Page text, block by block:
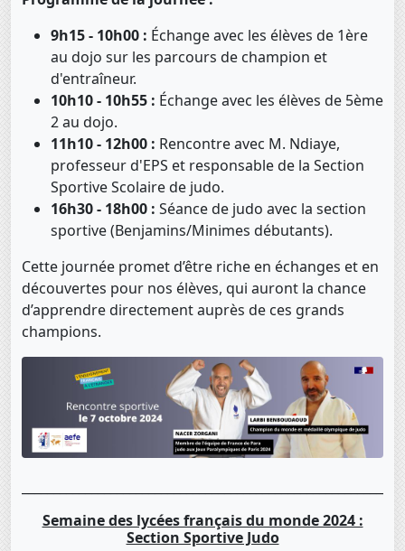
9h15 - 10h00 : Échange avec les élèves de 1ère
au dojo sur les parcours de champion et
d'entraîneur.
10h10 - 10h55 : Échange avec les élèves de 5ème
2 au dojo.
11h10 - 12h00 : Rencontre avec M. Ndiaye,
professeur d'EPS et responsable de la Section
Sportive Scolaire de judo.
16h30 - 18h00 : Séance de judo avec la section
sportive (Benjamins/Minimes débutants).
Cette journée promet d’être riche en échanges et en
découvertes pour nos élèves, qui auront la chance
d’apprendre directement auprès de ces grands
champions.
Semaine des lycées français du monde 2024 :
Section Sportive Judo